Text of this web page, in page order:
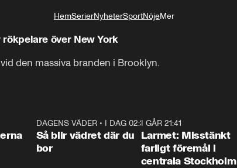
HemSerierNyheterSportNöjeMer
över New York
den massiva branden i Brooklyn.
1:06
DAGENS VÄDER• I DAG 02:30
Så blir vädret där du
bor
I GÅR 21:41
Larmet: Misstänkt
farligt föremål i
centrala Stockholm